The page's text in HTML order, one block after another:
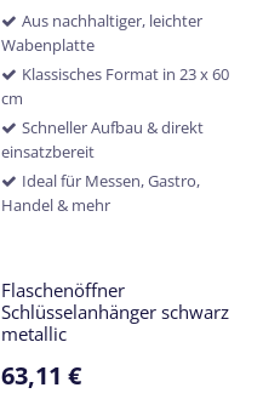
Aus nachhaltiger, leichter
Wabenplatte
Klassisches Format in 23 x 60
cm
Schneller Aufbau & direkt
einsatzbereit
Ideal für Messen, Gastro,
Handel & mehr
Flaschenöffner
Schlüsselanhänger schwarz
metallic
63,11 €